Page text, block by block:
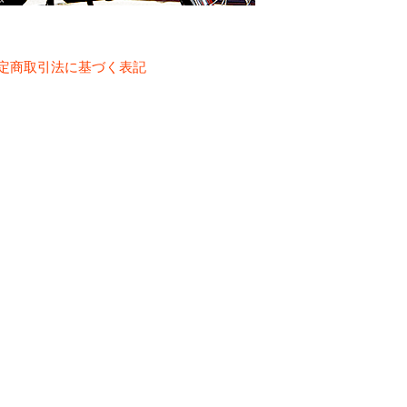
商取引法に基づく表記